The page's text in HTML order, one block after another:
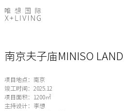
南京夫子庙MINISO LAND
项目地点：南京
竣工时间：2025.12
项目面积：1200㎡
主持设计：李想